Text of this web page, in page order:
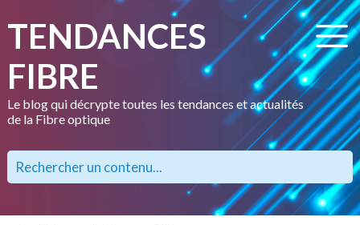
TENDANCES
FIBRE
Le blog qui décrypte toutes les tendances et actualités
de la Fibre optique